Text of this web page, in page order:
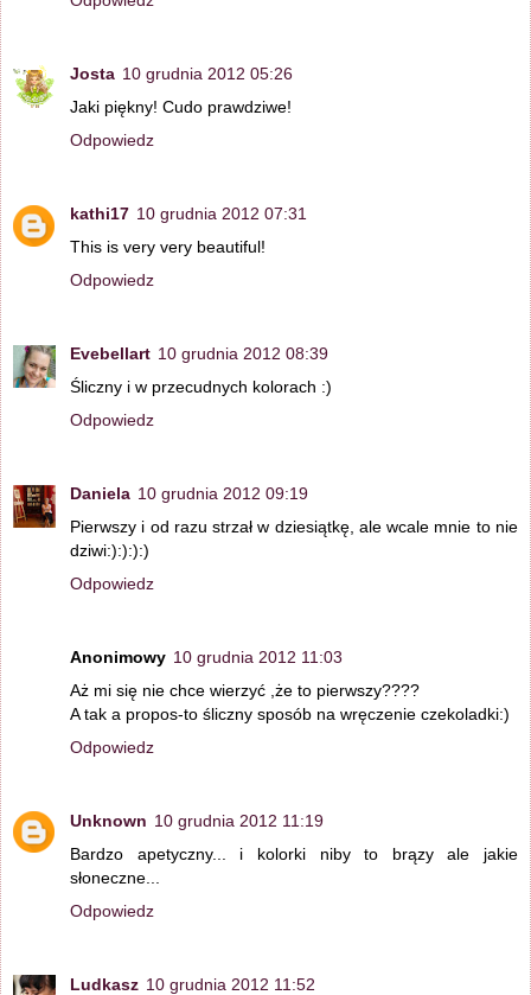
Josta 10 grudnia 2012 05:26
Jaki piękny! Cudo prawdziwe!
Odpowiedz
kathi17 10 grudnia 2012 07:31
This is very very beautiful!
Odpowiedz
Evebellart 10 grudnia 2012 08:39
Śliczny i w przecudnych kolorach :)
Odpowiedz
Daniela 10 grudnia 2012 09:19
Pierwszy i od razu strzał w dziesiątkę, ale wcale mnie to nie
dziwi:):):):)
Odpowiedz
Anonimowy 10 grudnia 2012 11:03
Aż mi się nie chce wierzyć ,że to pierwszy????
A tak a propos-to śliczny sposób na wręczenie czekoladki:)
Odpowiedz
Unknown 10 grudnia 2012 11:19
Bardzo apetyczny... i kolorki niby to brązy ale jakie
słoneczne...
Odpowiedz
Ludkasz 10 grudnia 2012 11:52